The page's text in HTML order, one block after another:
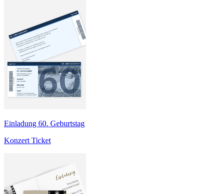
Einladung 60. Geburtstag
Konzert Ticket